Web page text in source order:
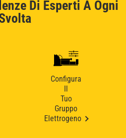
Di Esperti A Ogni
Configura
Tuo
Gruppo
Elettrogeno